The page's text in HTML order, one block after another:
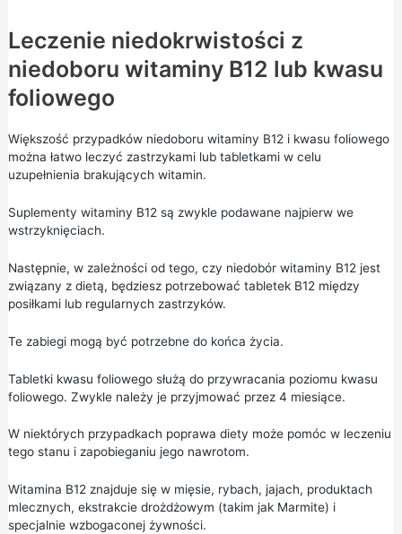
Leczenie niedokrwistości z
niedoboru witaminy B12 lub kwasu
foliowego
Większość przypadków niedoboru witaminy B12 i kwasu foliowego
można łatwo leczyć zastrzykami lub tabletkami w celu
uzupełnienia brakujących witamin.
Suplementy witaminy B12 są zwykle podawane najpierw we
wstrzyknięciach.
Następnie, w zależności od tego, czy niedobór witaminy B12 jest
związany z dietą, będziesz potrzebować tabletek B12 między
posiłkami lub regularnych zastrzyków.
Te zabiegi mogą być potrzebne do końca życia.
Tabletki kwasu foliowego służą do przywracania poziomu kwasu
foliowego. Zwykle należy je przyjmować przez 4 miesiące.
W niektórych przypadkach poprawa diety może pomóc w leczeniu
tego stanu i zapobieganiu jego nawrotom.
Witamina B12 znajduje się w mięsie, rybach, jajach, produktach
mlecznych, ekstrakcie drożdżowym (takim jak Marmite) i
specjalnie wzbogaconej żywności.